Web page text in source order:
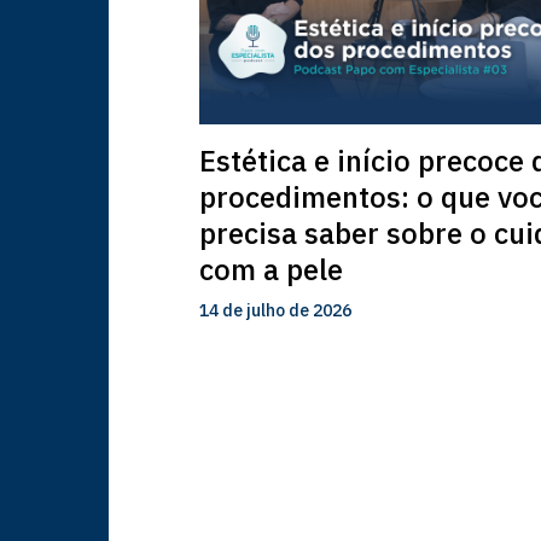
Estética e início precoce
procedimentos: o que
precisa saber sobre o
com a pele
14 de julho de 2026